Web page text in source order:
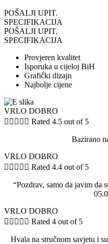
POŠALJI UPIT.
SPECIFIKACIJA
POŠALJI UPIT.
SPECIFIKACIJA
Provjeren kvalitet
Isporuka u cijeloj BiH
Grafički dizajn
Najbolje cijene
VRLO DOBRO
     Rated 4.5 out of 5
Bazirano
VRLO DOBRO
     Rated 4.4 out of 5
“Pozdrav, samo da javim da
VRLO DOBRO
     Rated 4 out of 5
Hvala na stručnom savjetu i